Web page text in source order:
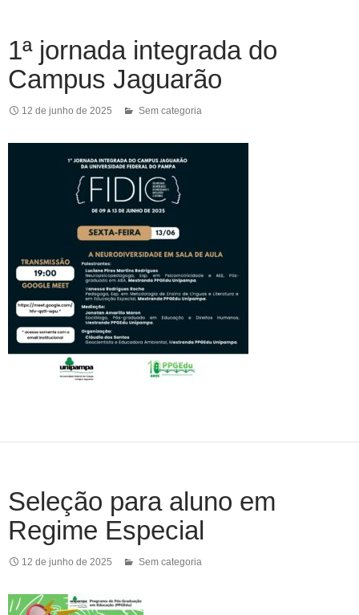
1ª jornada integrada do
Campus Jaguarão
12 de junho de 2025 Sem categoria
Seleção para aluno em
Regime Especial
12 de junho de 2025 Sem categoria